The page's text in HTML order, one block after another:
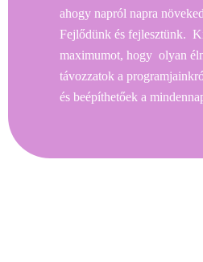
ahogy napról napra
Fejlődünk és fejlesztünk.
maximumot, hogy olyan
távozzatok a
és beépíthetőek a